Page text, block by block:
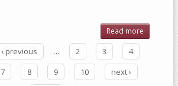
Read more
‹ previous … 2 3
4
7 8 9 10
next ›